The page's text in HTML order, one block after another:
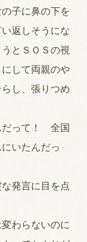
子に鼻の下を
返しそうにな
とＳＯＳの視
して両親のや
し、張りつめ
だって！ 全国
いたんだっ
発言に目を点
わらないのに